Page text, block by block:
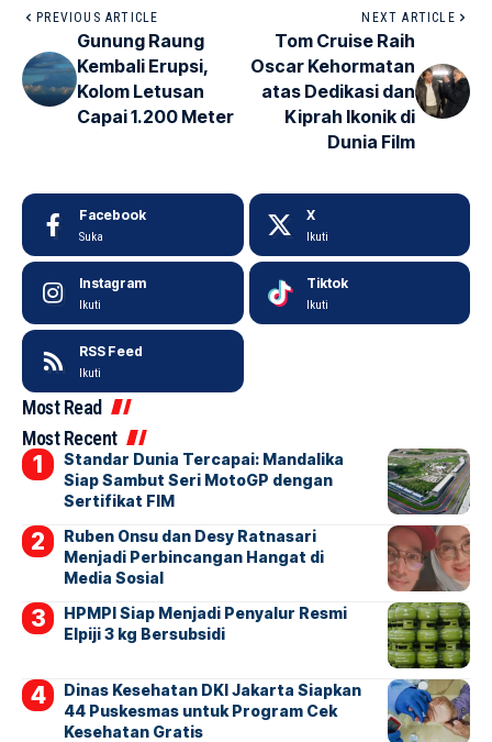
PREVIOUS ARTICLE
Gunung Raung
Kembali Erupsi,
Kolom Letusan
Capai 1.200 Meter
NEXT ARTICLE
Tom Cruise Raih
Oscar Kehormatan
atas Dedikasi dan
Kiprah Ikonik di
Dunia Film
Facebook
Suka
X
Ikuti
Instagram
Ikuti
Tiktok
Ikuti
RSS Feed
Ikuti
Most Read
Most Recent
Standar Dunia Tercapai: Mandalika
Siap Sambut Seri MotoGP dengan
Sertifikat FIM
Ruben Onsu dan Desy Ratnasari
Menjadi Perbincangan Hangat di
Media Sosial
HPMPI Siap Menjadi Penyalur Resmi
Elpiji 3 kg Bersubsidi
Dinas Kesehatan DKI Jakarta Siapkan
44 Puskesmas untuk Program Cek
Kesehatan Gratis